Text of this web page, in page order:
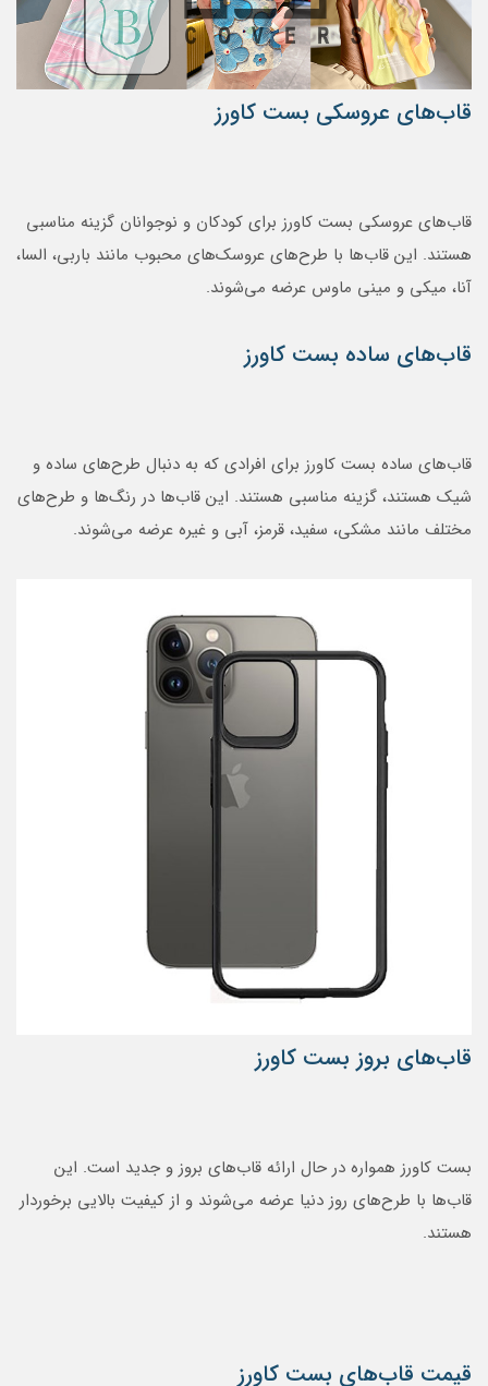
قاب‌های عروسکی بست کاورز
قاب‌های عروسکی بست کاورز برای کودکان و نوجوانان گزینه مناسبی
هستند. این قاب‌ها با طرح‌های عروسک‌های محبوب مانند باربی، السا،
آنا، میکی و مینی ماوس عرضه می‌شوند.
قاب‌های ساده بست کاورز
قاب‌های ساده بست کاورز برای افرادی که به دنبال طرح‌های ساده و
شیک هستند، گزینه مناسبی هستند. این قاب‌ها در رنگ‌ها و طرح‌های
مختلف مانند مشکی، سفید، قرمز، آبی و غیره عرضه می‌شوند.
قاب‌های بروز بست کاورز
بست کاورز همواره در حال ارائه قاب‌های بروز و جدید است. این
قاب‌ها با طرح‌های روز دنیا عرضه می‌شوند و از کیفیت بالایی برخوردار
هستند.
قیمت قاب‌های بست کاورز